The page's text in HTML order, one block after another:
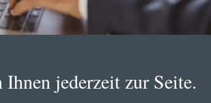
jederzeit zur Seite.